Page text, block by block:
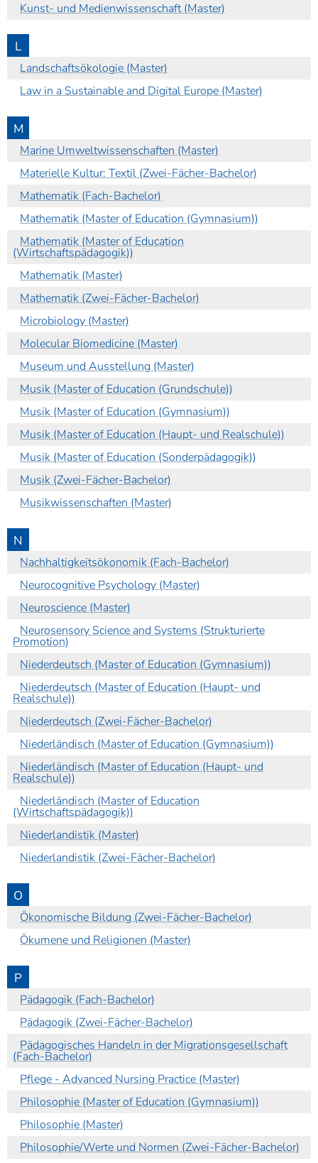
Kunst- und Medienwissenschaft (Master)
L
Landschaftsökologie (Master)
Law in a Sustainable and Digital Europe (Master)
M
Marine Umweltwissenschaften (Master)
Materielle Kultur: Textil (Zwei-Fächer-Bachelor)
Mathematik (Fach-Bachelor)
Mathematik (Master of Education (Gymnasium))
Mathematik (Master of Education
(Wirtschaftspädagogik))
Mathematik (Master)
Mathematik (Zwei-Fächer-Bachelor)
Microbiology (Master)
Molecular Biomedicine (Master)
Museum und Ausstellung (Master)
Musik (Master of Education (Grundschule))
Musik (Master of Education (Gymnasium))
Musik (Master of Education (Haupt- und Realschule))
Musik (Master of Education (Sonderpädagogik))
Musik (Zwei-Fächer-Bachelor)
Musikwissenschaften (Master)
N
Nachhaltigkeitsökonomik (Fach-Bachelor)
Neurocognitive Psychology (Master)
Neuroscience (Master)
Neurosensory Science and Systems (Strukturierte
Promotion)
Niederdeutsch (Master of Education (Gymnasium))
Niederdeutsch (Master of Education (Haupt- und
Realschule))
Niederdeutsch (Zwei-Fächer-Bachelor)
Niederländisch (Master of Education (Gymnasium))
Niederländisch (Master of Education (Haupt- und
Realschule))
Niederländisch (Master of Education
(Wirtschaftspädagogik))
Niederlandistik (Master)
Niederlandistik (Zwei-Fächer-Bachelor)
O
Ökonomische Bildung (Zwei-Fächer-Bachelor)
Ökumene und Religionen (Master)
P
Pädagogik (Fach-Bachelor)
Pädagogik (Zwei-Fächer-Bachelor)
Pädagogisches Handeln in der Migrationsgesellschaft
(Fach-Bachelor)
Pflege - Advanced Nursing Practice (Master)
Philosophie (Master of Education (Gymnasium))
Philosophie (Master)
Philosophie/Werte und Normen (Zwei-Fächer-Bachelor)